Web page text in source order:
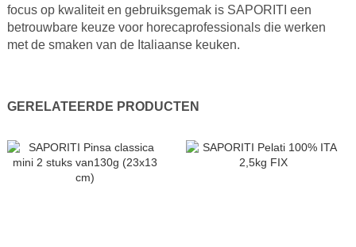
focus op kwaliteit en gebruiksgemak is SAPORITI een
betrouwbare keuze voor horecaprofessionals die werken
met de smaken van de Italiaanse keuken.
GERELATEERDE PRODUCTEN